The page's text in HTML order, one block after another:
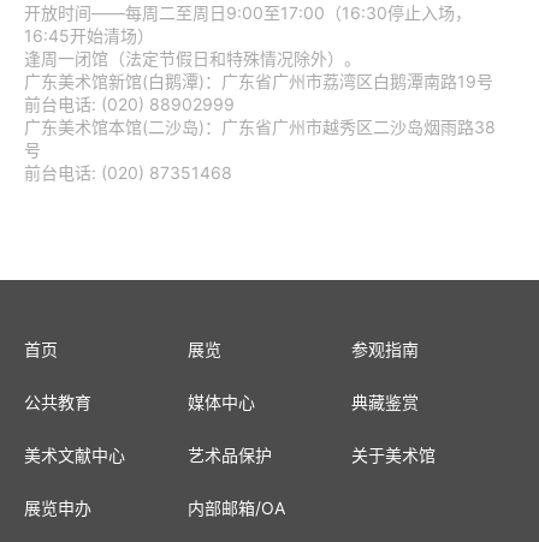
开放时间——每周二至周日9:00至17:00（16:30停止入场，
16:45开始清场）
逢周一闭馆（法定节假日和特殊情况除外）。
广东美术馆新馆(白鹅潭)：广东省广州市荔湾区白鹅潭南路19号
前台电话: (020) 88902999
广东美术馆本馆(二沙岛)：广东省广州市越秀区二沙岛烟雨路38
号
前台电话: (020) 87351468
首页 展览 参观指南
公共教育 媒体中心 典藏鉴赏
美术文献中心 艺术品保护 关于美术馆
展览申办 内部邮箱/OA